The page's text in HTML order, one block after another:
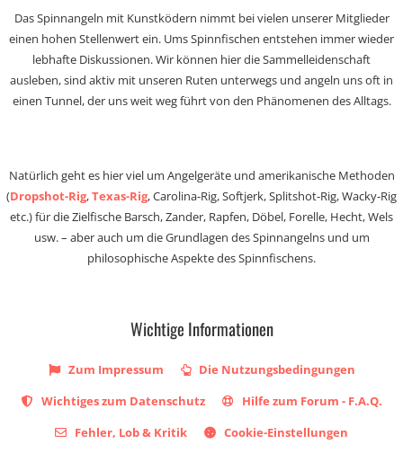
Das Spinnangeln mit Kunstködern nimmt bei vielen unserer Mitglieder
einen hohen Stellenwert ein. Ums Spinnfischen entstehen immer wieder
lebhafte Diskussionen. Wir können hier die Sammelleidenschaft
ausleben, sind aktiv mit unseren Ruten unterwegs und angeln uns oft in
einen Tunnel, der uns weit weg führt von den Phänomenen des Alltags.
Natürlich geht es hier viel um Angelgeräte und amerikanische Methoden
(Dropshot-Rig,Texas-Rig, Carolina-Rig, Softjerk, Splitshot-Rig, Wacky-Rig
etc.) für die Zielfische Barsch, Zander, Rapfen, Döbel, Forelle, Hecht, Wels
usw. – aber auch um die Grundlagen des Spinnangelns und um
philosophische Aspekte des Spinnfischens.
Wichtige Informationen
Zum Impressum
Die Nutzungsbedingungen
Wichtiges zum Datenschutz
Hilfe zum Forum - F.A.Q.
Fehler, Lob & Kritik
Cookie-Einstellungen